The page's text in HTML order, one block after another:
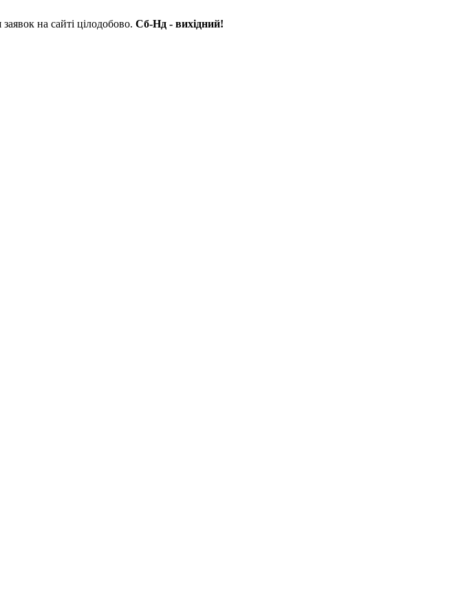
на сайті цілодобово. Сб-Нд - вихідний!